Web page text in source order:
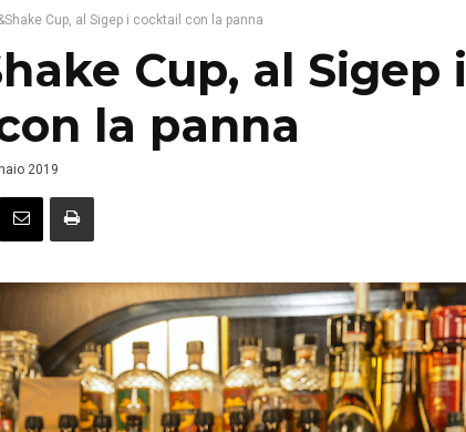
Cup, al Sigep i cocktail con la panna
Cup, al Sigep i
la panna
2019